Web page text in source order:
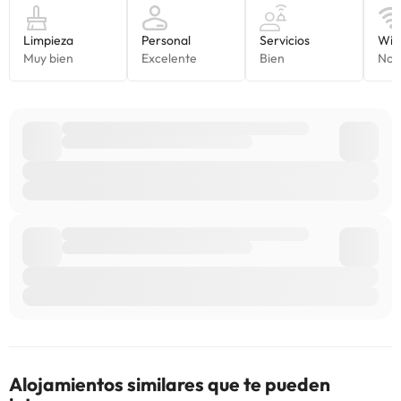
Algunos de los servicios detallados pueden ser de pago. Puedes
consultar sus tarifas directamente en el establecimiento. Toda la
información de esta ficha está sujeta a cambios por parte del
Alojamientos similares que te pueden